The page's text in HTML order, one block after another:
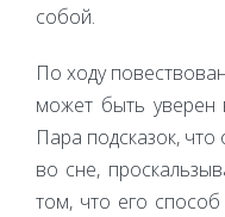
собой.
По ходу
может быть уверен
Пара подсказок,
во сне,
том, что его